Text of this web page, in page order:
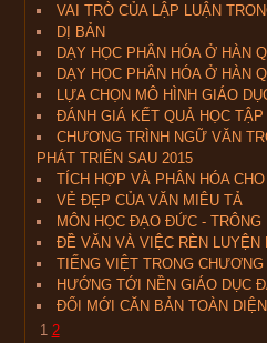
VAI TRÒ CỦA LẬP LUẬN
DỊ BẢN
DẠY HỌC PHÂN HÓA Ở HÀN
DẠY HỌC PHÂN HÓA Ở HÀN
LỰA CHỌN MÔ HÌNH GIÁO
ĐÁNH GIÁ KẾT QUẢ HỌC
CHƯƠNG TRÌNH NGỮ VĂN
PHÁT TRIỂN SAU 2015
TÍCH HỢP VÀ PHÂN HÓA
VẺ ĐẸP CỦA VĂN MIÊU TẢ
MÔN HỌC ĐẠO ĐỨC -
ĐỀ VĂN VÀ VIỆC RÈN LUYỆN
TIẾNG VIỆT TRONG
HƯỚNG TỚI NỀN GIÁO DỤC
ĐỔI MỚI CĂN BẢN TOÀN
1 2